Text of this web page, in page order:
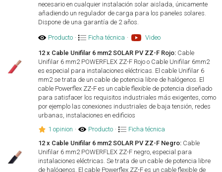
necesario en cualquier instalación solar aislada, únicamente
añadiendo un regulador de carga para los paneles solares.
Dispone de una garantía de 2 años.
Producto · Ficha técnica · Video
12 x Cable Unifilar 6 mm2 SOLAR PV ZZ-F Rojo: Cable
Unifilar 6 mm2 POWERFLEX ZZ-F Rojo o Cable Unifilar 6mm2
es especial para instalaciones eléctricas. El cable Unifilar 6
mm2 se trata de un cable de potencia libre de halógenos. El
cable Powerflex ZZ-F es un cable flexible de potencia diseñado
para satisfacer los requisitos industriales más exigentes, como
por ejemplo las conexiones industriales de baja tensión, redes
urbanas, instalaciones en edificios
1 opinion · Producto ·
Ficha técnica
12 x Cable Unifilar 6 mm2 SOLAR PV ZZ-F Negro: Cable
Unifilar 6 mm2 POWERFLEX ZZ-F negro, especial para
instalaciones eléctricas. Se trata de un cable de potencia libre
de halógenos. El cable Powerflex ZZ-F es un cable flexible de